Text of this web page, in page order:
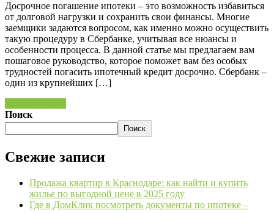
Досрочное погашение ипотеки – это возможность избавиться
от долговой нагрузки и сохранить свои финансы. Многие
заемщики задаются вопросом, как именно можно осуществить
такую процедуру в Сбербанке, учитывая все нюансы и
особенности процесса. В данной статье мы предлагаем вам
пошаговое руководство, которое поможет вам без особых
трудностей погасить ипотечный кредит досрочно. Сбербанк –
один из крупнейших […]
Поиск
Поиск
Свежие записи
Продажа квартир в Краснодаре: как найти и купить
жилье по выгодной цене в 2025 году
Где в ДомКлик посмотреть документы по ипотеке –